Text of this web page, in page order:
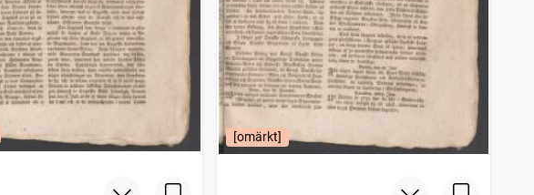
[omärkt]